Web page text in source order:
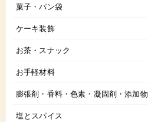
菓子・パン袋
ケーキ装飾
お茶・スナック
お手軽材料
膨張剤・香料・色素・凝固剤・添加物
塩とスパイス